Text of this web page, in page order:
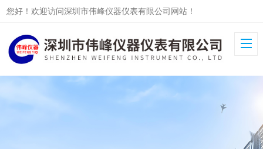
您好！欢迎访问深圳市伟峰仪器仪表有限公司网站！